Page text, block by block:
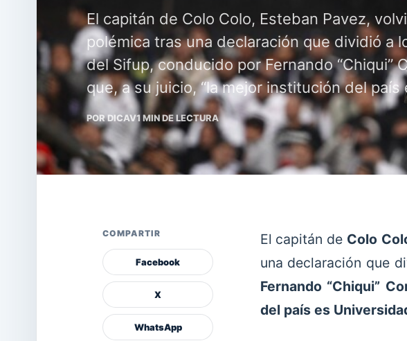
El capitán de Colo Colo, Esteban Pavez,
polémica tras una declaración que dividió a
del Sifup, conducido por Fernando “Chiqui”
que, a su juicio, “la mejor institución del país
POR DICAV1 MIN DE LECTURA
COMPARTIR
Facebook
X
WhatsApp
El capitán de Colo
una declaración que
Fernando “Chiqui”
del país es